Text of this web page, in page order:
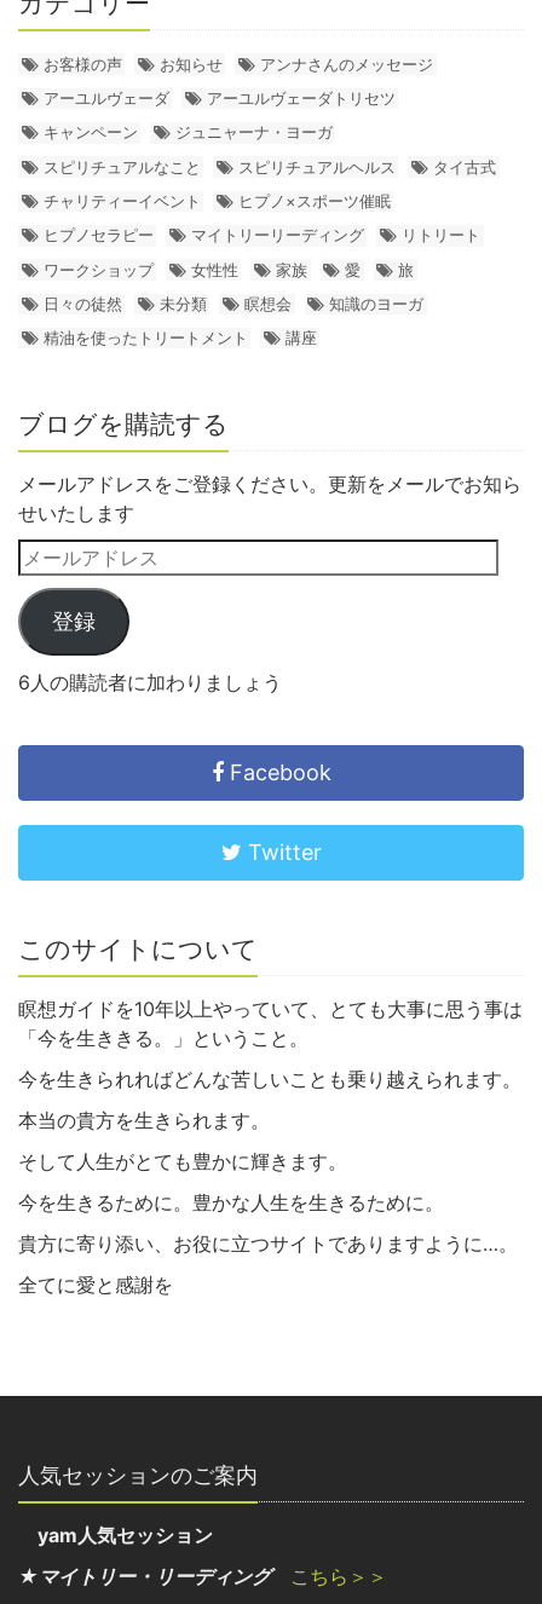
お客様の声 お知らせ
アンナさんのメッセージ
アーユルヴェーダ
アーユルヴェーダトリセツ
キャンペーン
ジュニャーナ・ヨーガ
スピリチュアルなこと
スピリチュアルヘルス
タイ古式
チャリティーイベント
ヒプノ×スポーツ催眠
ヒプノセラピー
マイトリーリーディング
リトリート
ワークショップ
女性性 家族 愛
旅
日々の徒然
未分類 瞑想会
知識のヨーガ
精油を使ったトリートメント
講座
ブログを購読する
メールアドレスをご登録ください。更新をメールでお知ら
せいたします
登録
6人の購読者に加わりましょう
Facebook
Twitter
このサイトについて
瞑想ガイドを10年以上やっていて、とても大事に思う事は
「今を生ききる。」ということ。
今を生きられればどんな苦しいことも乗り越えられます。
本当の貴方を生きられます。
そして人生がとても豊かに輝きます。
今を生きるために。豊かな人生を生きるために。
貴方に寄り添い、お役に立つサイトでありますように…。
全てに愛と感謝を
人気セッションのご案内
yam人気セッション
★マイトリー・リーディング
こちら＞＞